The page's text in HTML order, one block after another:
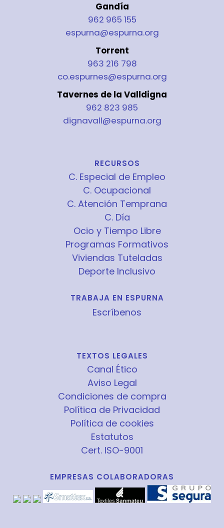
Gandía
962 965 155
espurna@espurna.org
Torrent
963 216 798
co.espurnes@espurna.org
Tavernes de la Valldigna
962 823 985
dignavall@espurna.org
RECURSOS
C. Especial de Empleo
C. Ocupacional
C. Atención Temprana
C. Día
Ocio y Tiempo Libre
Programas Formativos
Viviendas Tuteladas
Deporte Inclusivo
TRABAJA EN ESPURNA
Escríbenos
TEXTOS LEGALES
Canal Ético
Aviso Legal
Condiciones de compra
Política de Privacidad
Política de cookies
Estatutos
Cert. ISO-9001
EMPRESAS COLABORADORAS